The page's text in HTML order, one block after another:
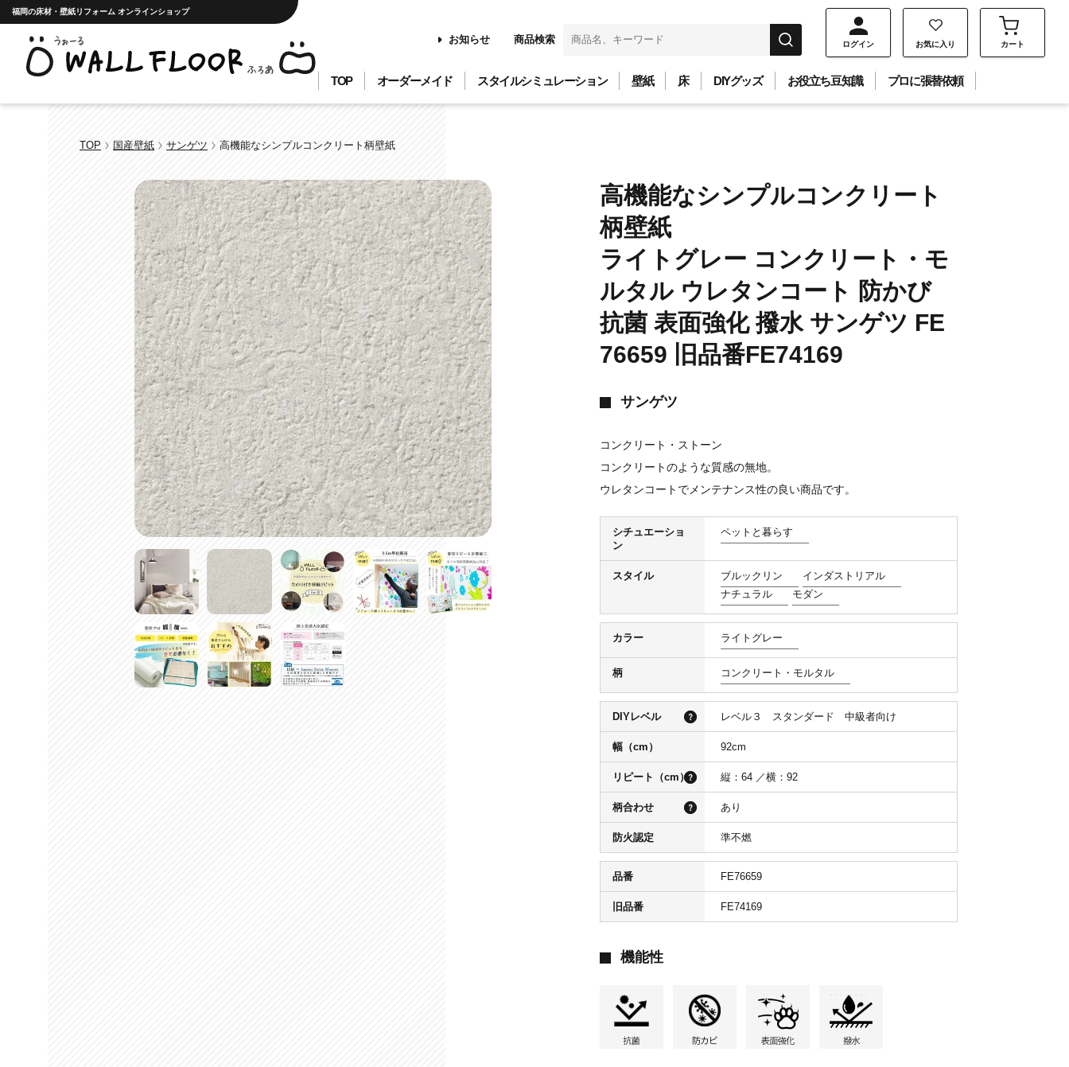
福岡の床材・壁紙リフォーム オンラインショップ
お知らせ 商品検索 ログイン お気に入り カート
TOP オーダーメイド スタイルシミュレーション 壁紙 床 DIYグッズ お役立ち豆知識 プロに張替依頼
TOP 国産壁紙 サンゲツ 高機能なシンプルコンクリート柄壁紙
高機能なシンプルコンクリート
柄壁紙
ライトグレー コンクリート・モ
ルタル ウレタンコート 防かび
抗菌 表面強化 撥水 サンゲツ FE
76659 旧品番FE74169
サンゲツ
コンクリート・ストーン
コンクリートのような質感の無地。
ウレタンコートでメンテナンス性の良い商品です。
シチュエーショ
ン
ペットと暮らす
スタイル ブルックリン
インダストリアル
ナチュラル
モダン
カラー ライトグレー
柄 コンクリート・モルタル
DIYレベル レベル３ スタンダード 中級者向け
幅（cm） 92cm
リピート（cm） 縦：64 ／横：92
柄合わせ あり
防火認定 準不燃
品番 FE76659
旧品番 FE74169
機能性